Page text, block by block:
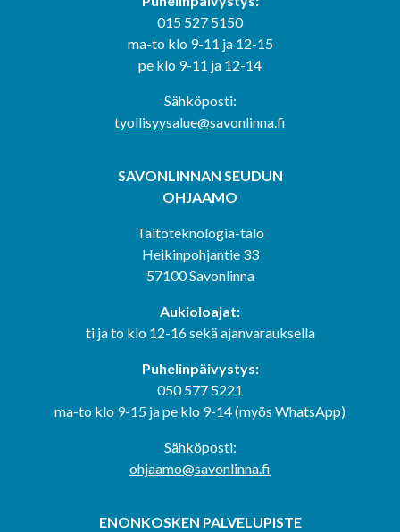
015 527 5150
ma-to klo 9-11 ja 12-15
pe klo 9-11 ja 12-14
Sähköposti:
tyollisyysalue@savonlinna.fi
SAVONLINNAN SEUDUN
OHJAAMO
Taitoteknologia-talo
Heikinpohjantie 33
57100 Savonlinna
Aukioloajat:
ti ja to klo 12-16 sekä ajanvarauksella
Puhelinpäivystys:
050 577 5221
ma-to klo 9-15 ja pe klo 9-14 (myös WhatsApp)
Sähköposti:
ohjaamo@savonlinna.fi
ENONKOSKEN PALVELUPISTE